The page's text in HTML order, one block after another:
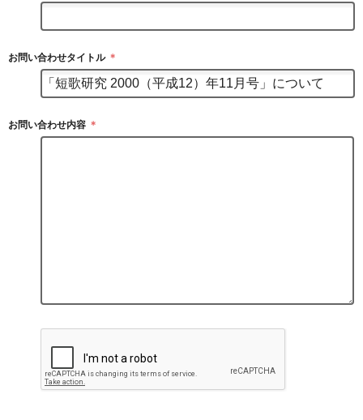
お問い合わせタイトル ＊
お問い合わせ内容 ＊